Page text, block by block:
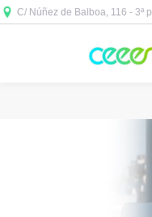
C/ Núñez de Balboa, 116 - 3ª